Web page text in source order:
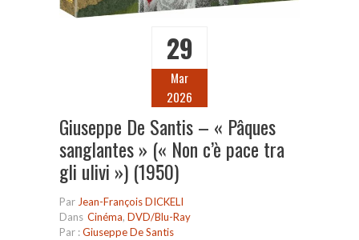
29
Mar
2026
Giuseppe De Santis – « Pâques
sanglantes » (« Non c’è pace tra
gli ulivi ») (1950)
Par Jean-François DICKELI
Dans Cinéma, DVD/Blu-Ray
Par :Giuseppe De Santis